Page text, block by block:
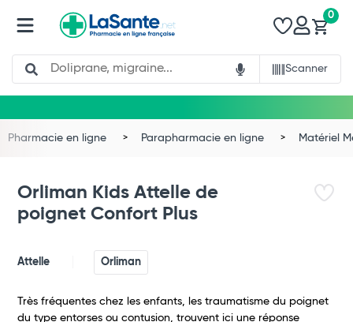
Search
Scanner
0
Pharmacie en ligne Parapharmacie en ligne Matériel
Orliman Kids Attelle de
poignet Confort Plus
Attelle Orliman
Très fréquentes chez les enfants, les traumatisme du poignet
du type entorses ou contusion, trouvent ici une réponse